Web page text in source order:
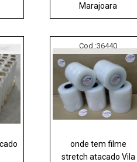
Marajoara
Cod.:36440
onde tem filme
stretch atacado Vila